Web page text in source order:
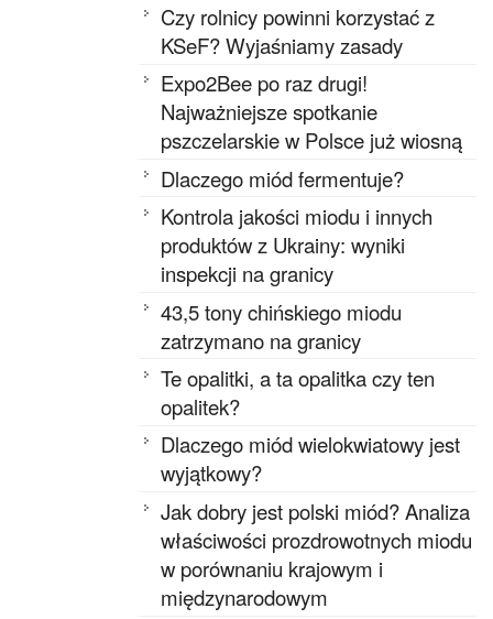
Czy rolnicy powinni korzystać z
KSeF? Wyjaśniamy zasady
Expo2Bee po raz drugi!
Najważniejsze spotkanie
pszczelarskie w Polsce już wiosną
Dlaczego miód fermentuje?
Kontrola jakości miodu i innych
produktów z Ukrainy: wyniki
inspekcji na granicy
43,5 tony chińskiego miodu
zatrzymano na granicy
Te opalitki, a ta opalitka czy ten
opalitek?
Dlaczego miód wielokwiatowy jest
wyjątkowy?
Jak dobry jest polski miód? Analiza
właściwości prozdrowotnych miodu
w porównaniu krajowym i
międzynarodowym